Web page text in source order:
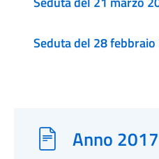
Seduta del 28
Anno 2017